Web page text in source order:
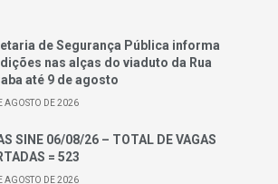
de Segurança Pública informa
nas alças do viaduto da Rua
até 9 de agosto
AGOSTO DE 2026
SINE 06/08/26 – TOTAL DE VAGAS
= 523
AGOSTO DE 2026